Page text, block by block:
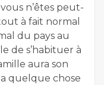
n’êtes peut-
à fait normal
du pays au
de s’habituer à
aura son
a quelque chose